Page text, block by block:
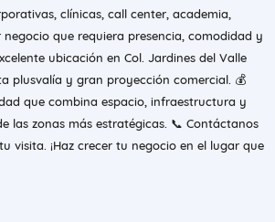
clínicas, call center, academia,
que requiera presencia, comodidad y
ubicación en Col. Jardines del Valle
plusvalía y gran proyección comercial. 💰
que combina espacio, infraestructura y
las zonas más estratégicas. 📞 Contáctanos
visita. ¡Haz crecer tu negocio en el lugar que